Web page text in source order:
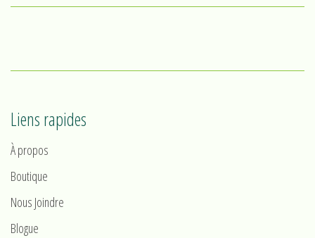
Liens rapides
À propos
Boutique
Nous Joindre
Blogue